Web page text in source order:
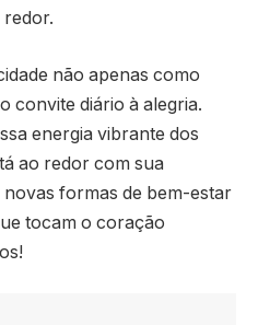
não apenas como
convite diário à alegria.
energia vibrante dos
ao redor com sua
formas de bem-estar
tocam o coração